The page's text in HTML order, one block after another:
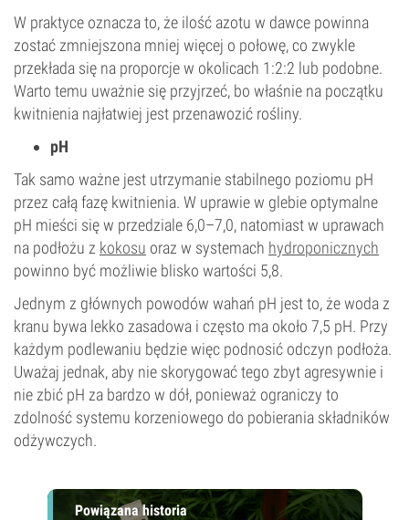
W praktyce oznacza to, że ilość azotu w dawce powinna
zostać zmniejszona mniej więcej o połowę, co zwykle
przekłada się na proporcje w okolicach 1:2:2 lub podobne.
Warto temu uważnie się przyjrzeć, bo właśnie na początku
kwitnienia najłatwiej jest przenawozić rośliny.
pH
Tak samo ważne jest utrzymanie stabilnego poziomu pH
przez całą fazę kwitnienia. W uprawie w glebie optymalne
pH mieści się w przedziale 6,0–7,0, natomiast w uprawach
na podłożu z kokosu oraz w systemach hydroponicznych
powinno być możliwie blisko wartości 5,8.
Jednym z głównych powodów wahań pH jest to, że woda z
kranu bywa lekko zasadowa i często ma około 7,5 pH. Przy
każdym podlewaniu będzie więc podnosić odczyn podłoża.
Uważaj jednak, aby nie skorygować tego zbyt agresywnie i
nie zbić pH za bardzo w dół, ponieważ ograniczy to
zdolność systemu korzeniowego do pobierania składników
odżywczych.
Powiązana historia